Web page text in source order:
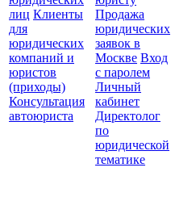
лиц Клиенты
для
юридических
компаний и
юристов
(приходы)
Консультация
автоюриста
Продажа
юридических
заявок в
Москве Вход
с паролем
Личный
кабинет
Директолог
по
юридической
тематике